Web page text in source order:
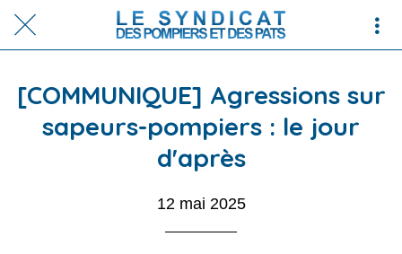
[COMMUNIQUE] Agressions sur
sapeurs-pompiers : le jour
d'après
12 mai 2025